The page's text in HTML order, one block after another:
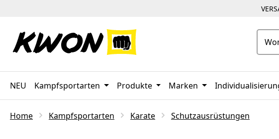
NEU Kampfsportarten Produkte Marken
Home Kampfsportarten Karate Schutzausrüstungen